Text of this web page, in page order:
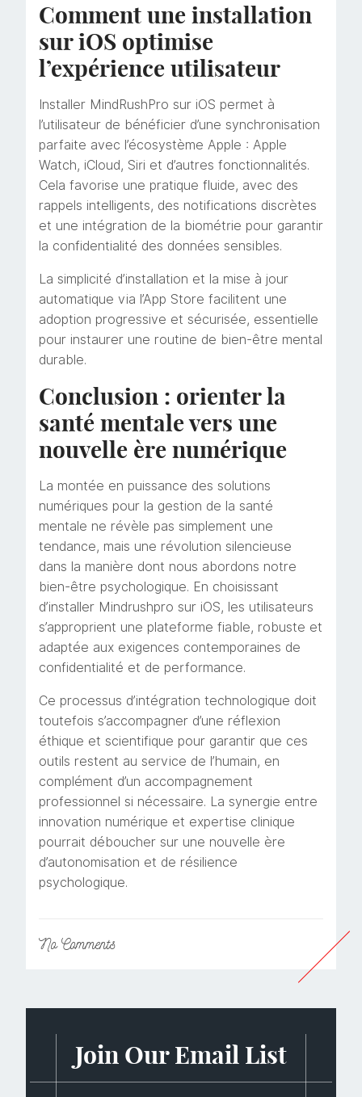
Comment une installation
sur iOS optimise
l’expérience utilisateur
Installer MindRushPro sur iOS permet à
l’utilisateur de bénéficier d’une synchronisation
parfaite avec l’écosystème Apple : Apple
Watch, iCloud, Siri et d’autres fonctionnalités.
Cela favorise une pratique fluide, avec des
rappels intelligents, des notifications discrètes
et une intégration de la biométrie pour garantir
la confidentialité des données sensibles.
La simplicité d’installation et la mise à jour
automatique via l’App Store facilitent une
adoption progressive et sécurisée, essentielle
pour instaurer une routine de bien-être mental
durable.
Conclusion : orienter la
santé mentale vers une
nouvelle ère numérique
La montée en puissance des solutions
numériques pour la gestion de la santé
mentale ne révèle pas simplement une
tendance, mais une révolution silencieuse
dans la manière dont nous abordons notre
bien-être psychologique. En choisissant
d’installer Mindrushpro sur iOS, les utilisateurs
s’approprient une plateforme fiable, robuste et
adaptée aux exigences contemporaines de
confidentialité et de performance.
Ce processus d’intégration technologique doit
toutefois s’accompagner d’une réflexion
éthique et scientifique pour garantir que ces
outils restent au service de l’humain, en
complément d’un accompagnement
professionnel si nécessaire. La synergie entre
innovation numérique et expertise clinique
pourrait déboucher sur une nouvelle ère
d’autonomisation et de résilience
psychologique.
NoComments
Join Our Email List